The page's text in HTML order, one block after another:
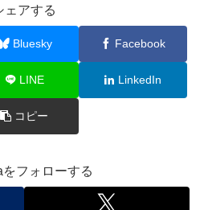
ェアする
Bluesky Facebook
LINE LinkedIn
コピー
をフォローする